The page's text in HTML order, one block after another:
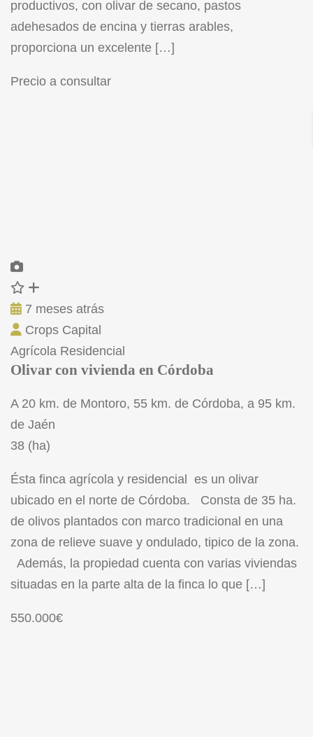
productivos, con olivar de secano, pastos
adehesados de encina y tierras arables,
proporciona un excelente […]
Precio a consultar
7 meses atrás
Crops Capital
Agrícola Residencial
Olivar con vivienda en Córdoba
A 20 km. de Montoro, 55 km. de Córdoba, a 95 km.
de Jaén
38 (ha)
Ésta finca agrícola y residencial es un olivar
ubicado en el norte de Córdoba. Consta de 35 ha.
de olivos plantados con marco tradicional en una
zona de relieve suave y ondulado, tipico de la zona.
Además, la propiedad cuenta con varias viviendas
situadas en la parte alta de la finca lo que […]
550.000€